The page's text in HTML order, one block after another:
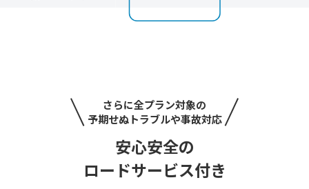
さらに全プラン対象の
予期せぬトラブルや事故対応
安心安全の
ロードサービス付き